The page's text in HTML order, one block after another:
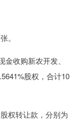
。
收购新农开发、
股权，合计10
权转让款，分别为